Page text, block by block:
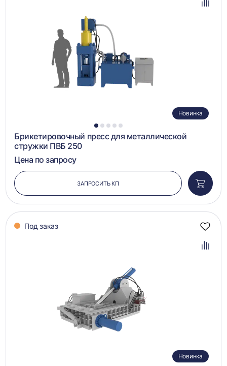
1 2 3 4 5
Новинка
Брикетировочный пресс для металлической
стружки ПВБ 250
Цена по запросу
ЗАПРОСИТЬ КП
в
Под заказ
Новинка